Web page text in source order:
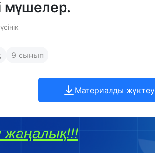
мүшелер.
9 сынып
Материалды жүктеу